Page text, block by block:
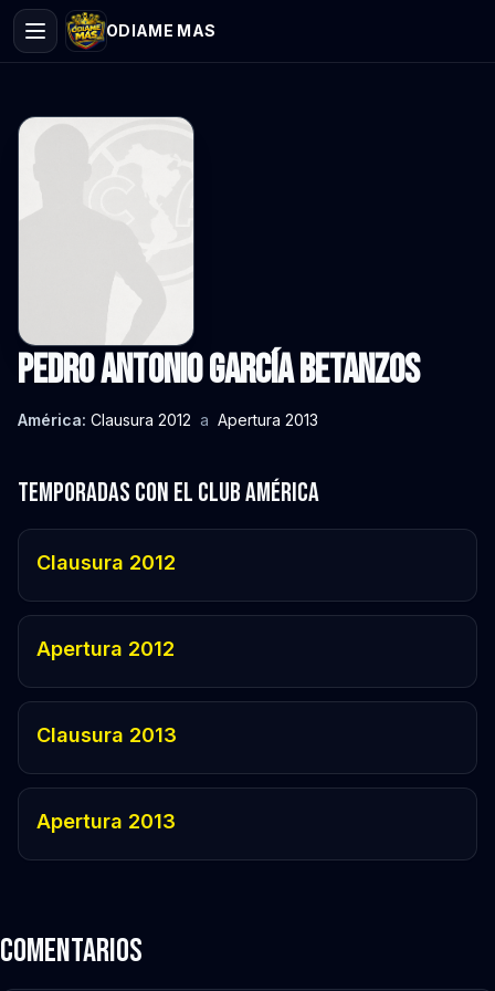
ODIAME MAS
Pedro Antonio García Betanzos
América: Clausura 2012 a Apertura 2013
Temporadas con el Club América
Clausura 2012
Apertura 2012
Clausura 2013
Apertura 2013
Comentarios